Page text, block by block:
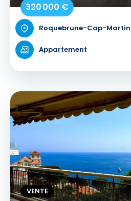
320 000 €
Roquebrune-Cap-Martin
Appartement
VENTE